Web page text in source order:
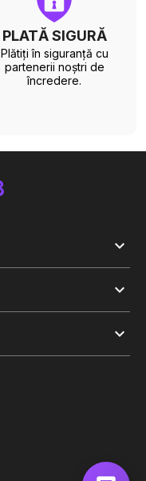
PLATĂ SIGURĂ
Plătiți în siguranță cu
partenerii noștri de
încredere.


